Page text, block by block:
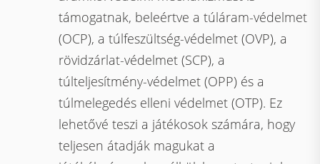
támogatnak, beleértve a túláram-védelmet
(OCP), a túlfeszültség-védelmet (OVP), a
rövidzárlat-védelmet (SCP), a
túlteljesítmény-védelmet (OPP) és a
túlmelegedés elleni védelmet (OTP). Ez
lehetővé teszi a játékosok számára, hogy
teljesen átadják magukat a